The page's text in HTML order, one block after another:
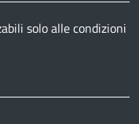
solo alle condizioni